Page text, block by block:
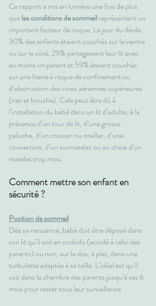
Ce rapport a mis en lumière une fois de plus
que les conditions de sommeil représentent un
important facteur de risque. Le jour du décès
30% des enfants étaient couchés sur le ventre
ou sur le côté, 29% partageaient leur lit avec
au moins un parent et 59% étaient couchés
sur une literie à risque de confinement ou
d’obstruction des voies aériennes supérieures
(nez et bouche). Cela peut être dû à
l’installation du bébé dans un lit d’adulte, à la
présence d’un tour de lit, d’une grosse
peluche, d’un coussin ou oreiller, d’une
couverture, d’un surmatelas ou au choix d’un
matelas trop mou.
Comment mettre son enfant en
sécurité ?
Position de sommeil
Dès sa naissance, bébé doit être déposé dans
son lit qu’il soit en cododo (accolé à celui des
parents) ou non, sur le dos, à plat, dans une
turbulette adaptée à sa taille. L’idéal est qu’il
soit dans la chambre des parents jusqu’à ses 6
mois pour rester sous leur surveillance.